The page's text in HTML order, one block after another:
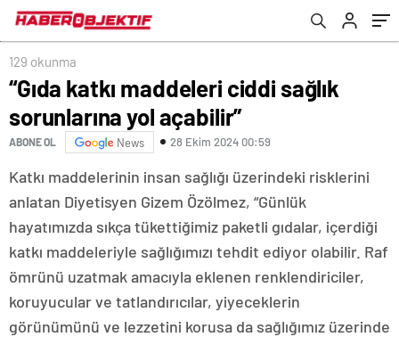
129 okunma
“Gıda katkı maddeleri ciddi sağlık
sorunlarına yol açabilir”
ABONE OL News 28 Ekim 2024 00:59
Katkı maddelerinin insan sağlığı üzerindeki risklerini
anlatan Diyetisyen Gizem Özölmez, “Günlük
hayatımızda sıkça tükettiğimiz paketli gıdalar, içerdiği
katkı maddeleriyle sağlığımızı tehdit ediyor olabilir. Raf
ömrünü uzatmak amacıyla eklenen renklendiriciler,
koruyucular ve tatlandırıcılar, yiyeceklerin
görünümünü ve lezzetini korusa da sağlığımız üzerinde